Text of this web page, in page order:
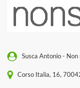
Susca Antonio - Non
Corso Italia, 16,